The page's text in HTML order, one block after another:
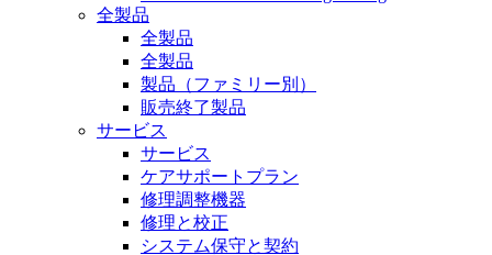
全製品
全製品
全製品
製品（ファミリー別）
販売終了製品
サービス
サービス
ケアサポートプラン
修理調整機器
修理と校正
システム保守と契約